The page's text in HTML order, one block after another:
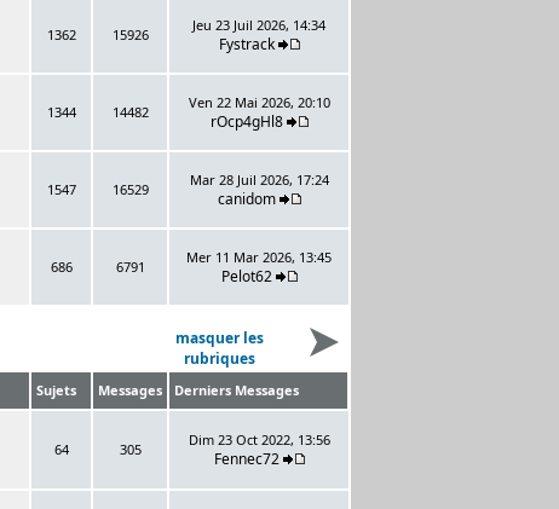
1362 15926
Jeu 23 Juil 2026, 14:34
Fystrack
1344 14482
Ven 22 Mai 2026, 20:10
rOcp4gHl8
1547 16529
Mar 28 Juil 2026, 17:24
canidom
686 6791
Mer 11 Mar 2026, 13:45
Pelot62
masquer les
rubriques
Sujets Messages Derniers Messages
64 305
Dim 23 Oct 2022, 13:56
Fennec72